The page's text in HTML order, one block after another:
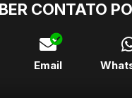
CONTATO
Email